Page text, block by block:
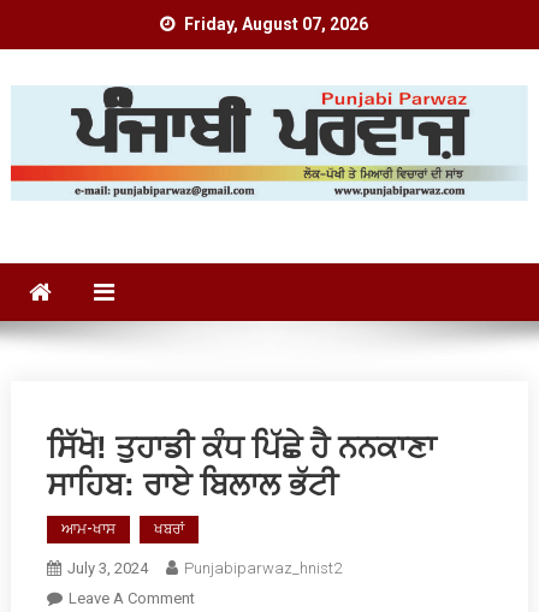
Friday, August 07, 2026
ਸਿੱਖੋ! ਤੁਹਾਡੀ ਕੰਧ ਪਿੱਛੇ ਹੈ ਨਨਕਾਣਾ
ਸਾਹਿਬ: ਰਾਏ ਬਿਲਾਲ ਭੱਟੀ
ਆਮ-ਖਾਸ ਖਬਰਾਂ
July 3, 2024
Punjabiparwaz_hnist2
Leave A CommentOn